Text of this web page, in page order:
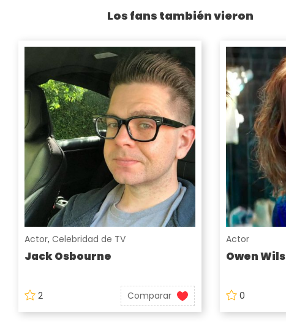
Los fans también vieron
Actor, Celebridad de TV
Jack Osbourne
2 Comparar
Actor
Owen
0